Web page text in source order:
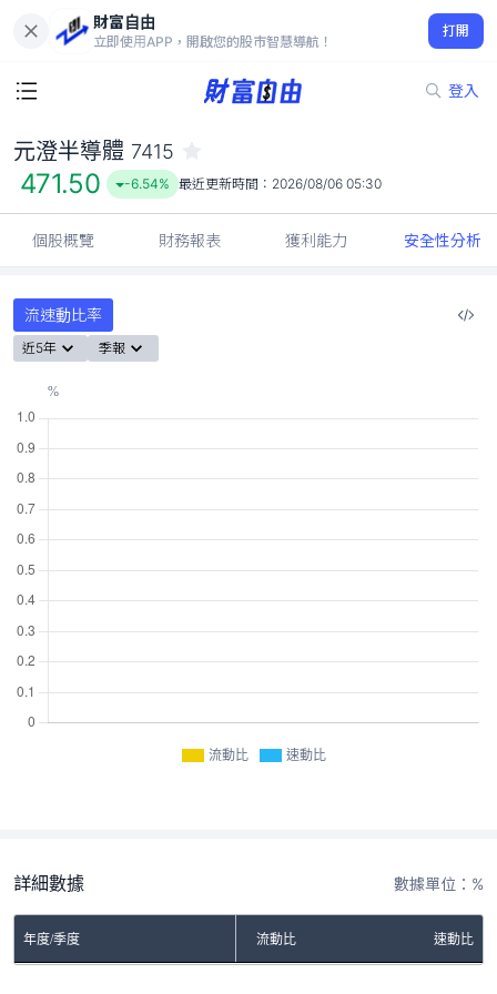
財富自由
立即使用APP，開啟您的股市智慧導航！
打開
登入
471.50
-6.54%
元澄半導體 7415
471.50 -6.54% 最近更新時間： 2026/08/06 05:30
個股概覽 財務報表 獲利能力 安全性分析
流速動比率
近5年 季報
流動比 速動比
詳細數據 數據單位：%
年度/季度 流動比 速動比